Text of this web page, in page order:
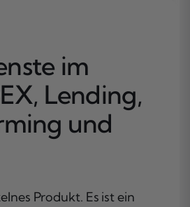
im
Lending,
und
Produkt. Es ist ein